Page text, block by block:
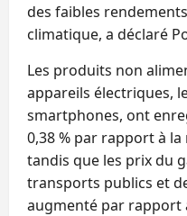
des faibles
climatique, a déclaré
Les produits non
appareils électriques,
smartphones, ont
0,38 % par rapport à la
tandis que les prix du
transports publics et
augmenté par rapport